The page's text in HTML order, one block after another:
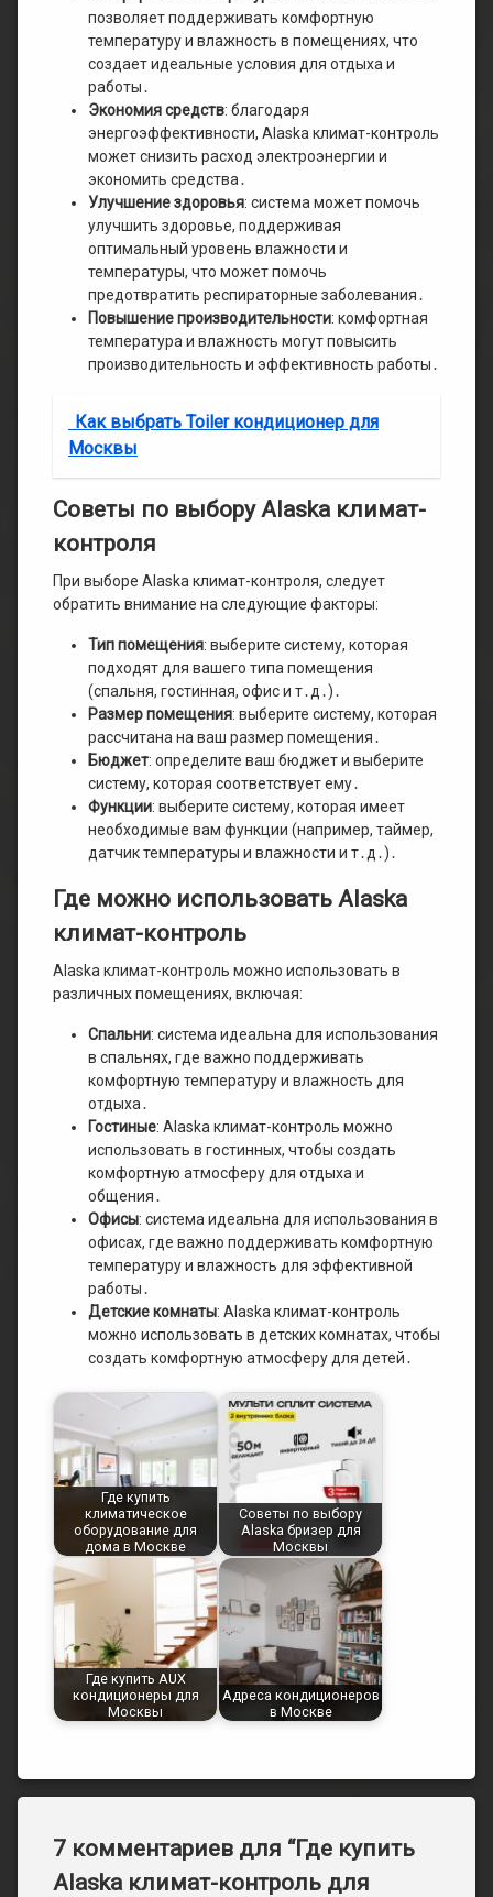
позволяет поддерживать комфортную
температуру и влажность в помещениях, что
создает идеальные условия для отдыха и
работы․
Экономия средств: благодаря
энергоэффективности, Alaska климат-контроль
может снизить расход электроэнергии и
экономить средства․
Улучшение здоровья: система может помочь
улучшить здоровье, поддерживая
оптимальный уровень влажности и
температуры, что может помочь
предотвратить респираторные заболевания․
Повышение производительности: комфортная
температура и влажность могут повысить
производительность и эффективность работы․
Как выбрать Toiler кондиционер для
Москвы
Советы по выбору Alaska климат-
контроля
При выборе Alaska климат-контроля, следует
обратить внимание на следующие факторы:
Тип помещения: выберите систему, которая
подходят для вашего типа помещения
(спальня, гостинная, офис и т․д․)․
Размер помещения: выберите систему, которая
рассчитана на ваш размер помещения․
Бюджет: определите ваш бюджет и выберите
систему, которая соответствует ему․
Функции: выберите систему, которая имеет
необходимые вам функции (например, таймер,
датчик температуры и влажности и т․д․)․
Где можно использовать Alaska
климат-контроль
Alaska климат-контроль можно использовать в
различных помещениях, включая:
Спальни: система идеальна для использования
в спальнях, где важно поддерживать
комфортную температуру и влажность для
отдыха․
Гостиные: Alaska климат-контроль можно
использовать в гостинных, чтобы создать
комфортную атмосферу для отдыха и
общения․
Офисы: система идеальна для использования в
офисах, где важно поддерживать комфортную
температуру и влажность для эффективной
работы․
Детские комнаты: Alaska климат-контроль
можно использовать в детских комнатах, чтобы
создать комфортную атмосферу для детей․
Где купить
климатическое
оборудование для
дома в Москве
Советы по выбору
Alaska бризер для
Москвы
Где купить AUX
кондиционеры для
Москвы
Адреса кондиционеров
в Москве
7 комментариев для “Где купить
Alaska климат-контроль для